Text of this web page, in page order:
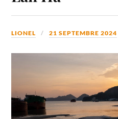
LIONEL 21 SEPTEMBRE 2024